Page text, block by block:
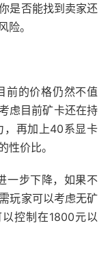
是否能找到卖家还
险。
前的价格仍然不值
虑目前矿卡还在持
，再加上40系显卡
性价比。
一步下降，如果不
玩家可以考虑无矿
控制在1800元以